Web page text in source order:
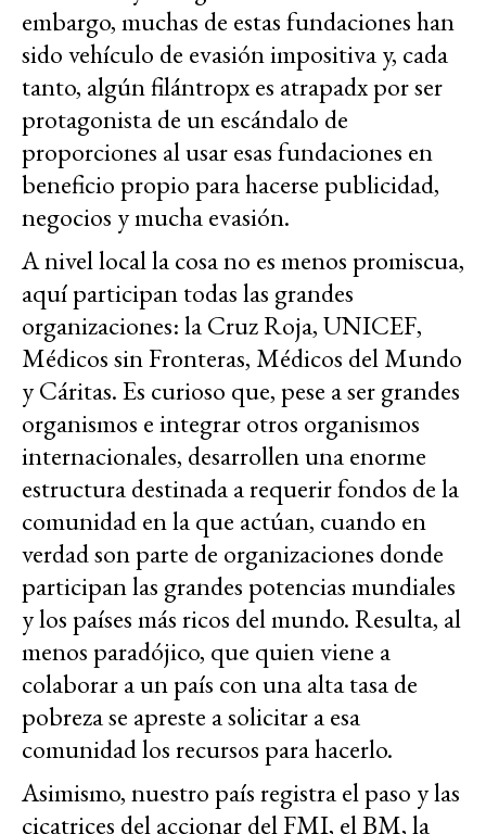
embargo, muchas de estas fundaciones han
sido vehículo de evasión impositiva y, cada
tanto, algún filántropx es atrapadx por ser
protagonista de un escándalo de
proporciones al usar esas fundaciones en
beneficio propio para hacerse publicidad,
negocios y mucha evasión.
A nivel local la cosa no es menos promiscua,
aquí participan todas las grandes
organizaciones: la Cruz Roja, UNICEF,
Médicos sin Fronteras, Médicos del Mundo
y Cáritas. Es curioso que, pese a ser grandes
organismos e integrar otros organismos
internacionales, desarrollen una enorme
estructura destinada a requerir fondos de la
comunidad en la que actúan, cuando en
verdad son parte de organizaciones donde
participan las grandes potencias mundiales
y los países más ricos del mundo. Resulta, al
menos paradójico, que quien viene a
colaborar a un país con una alta tasa de
pobreza se apreste a solicitar a esa
comunidad los recursos para hacerlo.
Asimismo, nuestro país registra el paso y las
cicatrices del accionar del FMI, el BM, la